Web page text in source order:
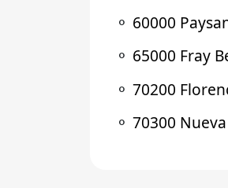
⚬ 60000
⚬ 65000 Fray
⚬ 70200
⚬ 70300